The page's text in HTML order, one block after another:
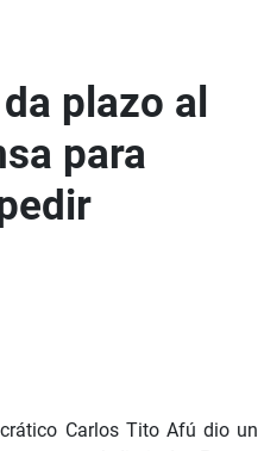
plazo al
para
Carlos Tito Afú dio un